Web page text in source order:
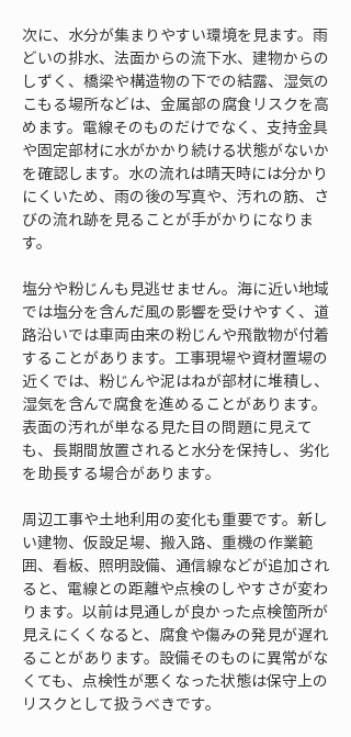
次に、水分が集まりやすい環境を見ます。雨
どいの排水、法面からの流下水、建物からの
しずく、橋梁や構造物の下での結露、湿気の
こもる場所などは、金属部の腐食リスクを高
めます。電線そのものだけでなく、支持金具
や固定部材に水がかかり続ける状態がないか
を確認します。水の流れは晴天時には分かり
にくいため、雨の後の写真や、汚れの筋、さ
びの流れ跡を見ることが手がかりになりま
す。
塩分や粉じんも見逃せません。海に近い地域
では塩分を含んだ風の影響を受けやすく、道
路沿いでは車両由来の粉じんや飛散物が付着
することがあります。工事現場や資材置場の
近くでは、粉じんや泥はねが部材に堆積し、
湿気を含んで腐食を進めることがあります。
表面の汚れが単なる見た目の問題に見えて
も、長期間放置されると水分を保持し、劣化
を助長する場合があります。
周辺工事や土地利用の変化も重要です。新し
い建物、仮設足場、搬入路、重機の作業範
囲、看板、照明設備、通信線などが追加され
ると、電線との距離や点検のしやすさが変わ
ります。以前は見通しが良かった点検箇所が
見えにくくなると、腐食や傷みの発見が遅れ
ることがあります。設備そのものに異常がな
くても、点検性が悪くなった状態は保守上の
リスクとして扱うべきです。